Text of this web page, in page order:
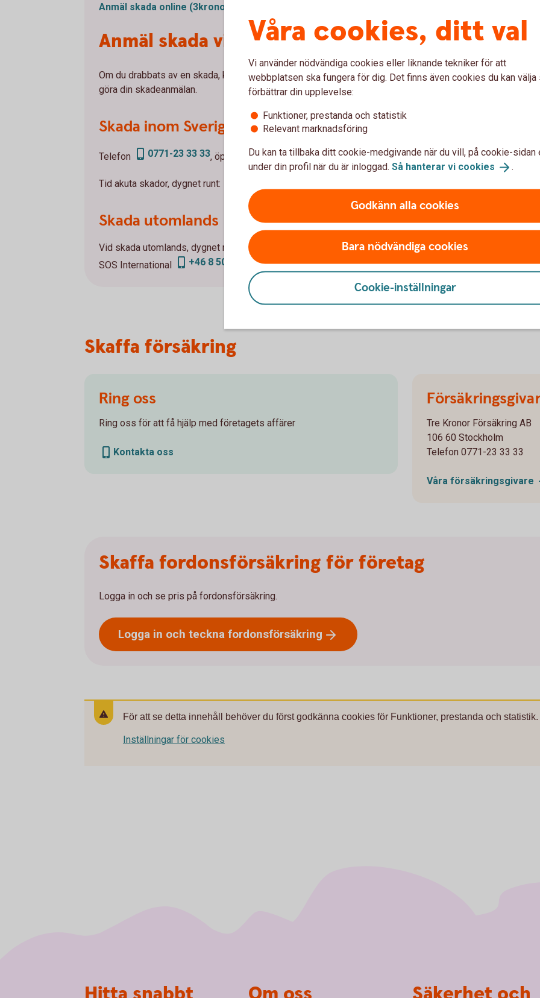
Anmäl skada online (3kronor.se)
Anmäl skada via telefon
Om du drabbats av en skada, kontakta vår samarbetspartner Tre Kronor Försäkring för att
göra din skadeanmälan.
Skada inom Sverige
Telefon 0771-23 33 33, öppet vardagar 09-17.
Tid akuta skador, dygnet runt:
Skada utomlands
Vid skada utomlands, dygnet runt:
SOS International
+46 8 50 51 40 08
Skaffa försäkring
Ring oss
Ring oss för att få hjälp med företagets affärer
Kontakta oss
Tre Kronor Försäkring AB
106 60 Stockholm
Telefon 0771-23 33 33
Våra försäkringsgivare
Skaffa fordonsförsäkring för företag
Logga in och se pris på fordonsförsäkring.
Logga in och teckna fordonsförsäkring
För att se detta innehåll behöver du först godkänna cookies för Funktioner, prestanda och statistik.
Inställningar för cookies
Våra cookies, ditt val
Vi använder nödvändiga cookies eller liknande tekniker för att
webbplatsen ska fungera för dig. Det finns även cookies du kan välja
förbättrar din upplevelse:
Funktioner, prestanda och statistik
Relevant marknadsföring
Du kan ta tillbaka ditt cookie-medgivande när du vill, på cookie-sidan
under din profil när du är inloggad. Så hanterar vi cookies .
Godkänn alla cookies
Bara nödvändiga cookies
Cookie-inställningar